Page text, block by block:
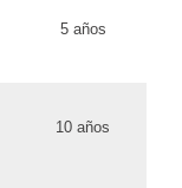
5 años
10 años